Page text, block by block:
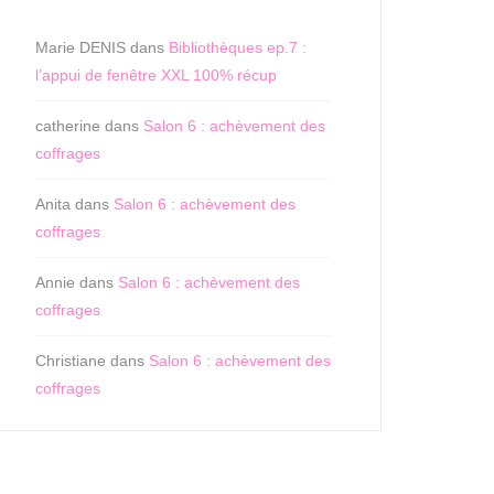
Marie DENIS dans Bibliothèques ep.7 :
l’appui de fenêtre XXL 100% récup
catherine dans Salon 6 : achèvement des
coffrages
Anita dans Salon 6 : achèvement des
coffrages
Annie dans Salon 6 : achèvement des
coffrages
Christiane dans Salon 6 : achèvement des
coffrages